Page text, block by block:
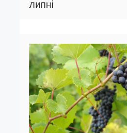
липні